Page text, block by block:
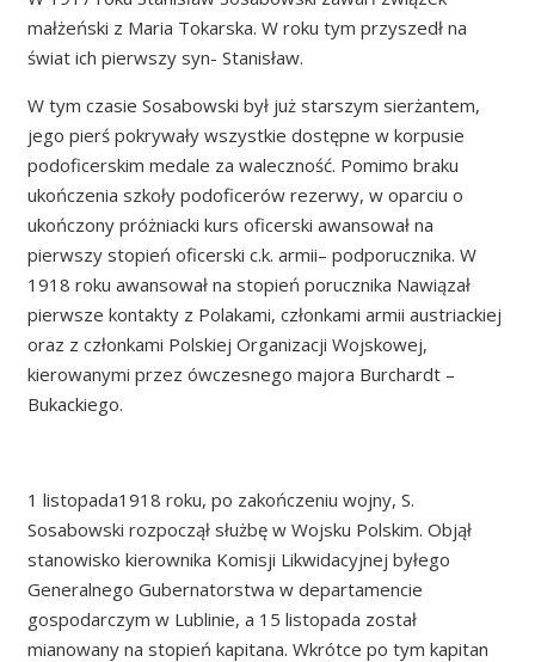
małżeński z Maria Tokarska. W roku tym przyszedł na
świat ich pierwszy syn- Stanisław.
W tym czasie Sosabowski był już starszym sierżantem,
jego pierś pokrywały wszystkie dostępne w korpusie
podoficerskim medale za waleczność. Pomimo braku
ukończenia szkoły podoficerów rezerwy, w oparciu o
ukończony próżniacki kurs oficerski awansował na
pierwszy stopień oficerski c.k. armii– podporucznika. W
1918 roku awansował na stopień porucznika Nawiązał
pierwsze kontakty z Polakami, członkami armii austriackiej
oraz z członkami Polskiej Organizacji Wojskowej,
kierowanymi przez ówczesnego majora Burchardt –
Bukackiego.
1 listopada1918 roku, po zakończeniu wojny, S.
Sosabowski rozpoczął służbę w Wojsku Polskim. Objął
stanowisko kierownika Komisji Likwidacyjnej byłego
Generalnego Gubernatorstwa w departamencie
gospodarczym w Lublinie, a 15 listopada został
mianowany na stopień kapitana. Wkrótce po tym kapitan